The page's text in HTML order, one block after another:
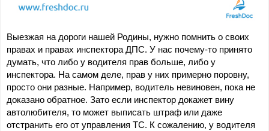
Выезжая на дороги нашей Родины, нужно помнить о своих
правах и правах инспектора ДПС. У нас почему-то принято
думать, что либо у водителя прав больше, либо у
инспектора. На самом деле, прав у них примерно поровну,
просто они разные. Например, водитель невиновен, пока не
доказано обратное. Зато если инспектор докажет вину
автолюбителя, то может выписать штраф или даже
отстранить его от управления ТС. К сожалению, у водителя